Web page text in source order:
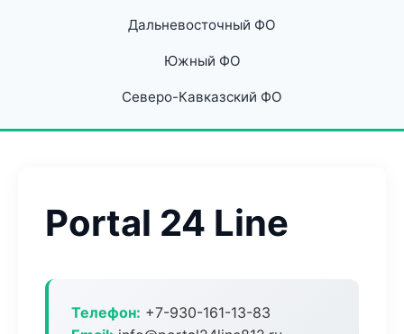
Дальневосточный ФО
Южный ФО
Северо-Кавказский ФО
Portal 24 Line
Телефон: +7-930-161-13-83